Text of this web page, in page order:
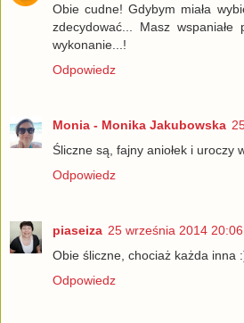
Obie cudne! Gdybym miała
zdecydować... Masz wspaniałe
wykonanie...!
Odpowiedz
Monia - Monika Jakubowska
Śliczne są, fajny aniołek i uroczy
Odpowiedz
piaseiza 25 września 2014 20:06
Obie śliczne, chociaż każda inna
Odpowiedz